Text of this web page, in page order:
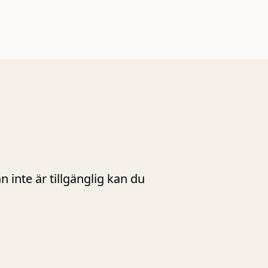
inte är tillgänglig kan du